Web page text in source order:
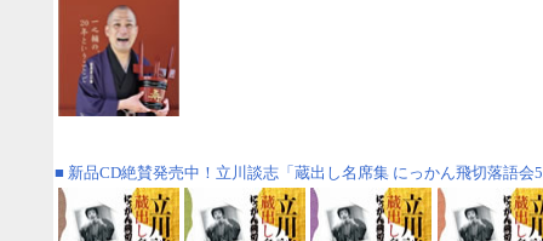
■ 新品CD絶賛発売中！ 立川談志「蔵出し名席集 にっかん飛切落語会